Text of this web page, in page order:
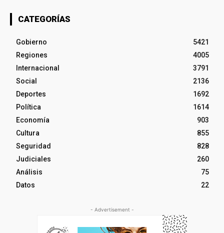
CATEGORÍAS
Gobierno
5421
Regiones
4005
Internacional
3791
Social
2136
Deportes
1692
Política
1614
Economía
903
Cultura
855
Seguridad
828
Judiciales
260
Análisis
75
Datos
22
- Advertisement -